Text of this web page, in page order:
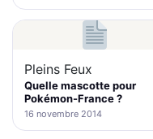
Pleins Feux
Quelle mascotte pour
Pokémon-France ?
16 novembre 2014